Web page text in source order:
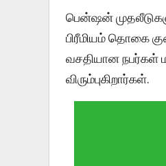
பென்ஷன்
பிரீமியம் தொகை
வசதியான நபர்கள்
விரும்புகிறார்கள்.